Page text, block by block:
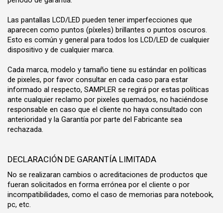
Las pantallas LCD/LED pueden tener imperfecciones que
aparecen como puntos (píxeles) brillantes o puntos oscuros.
Esto es común y general para todos los LCD/LED de cualquier
dispositivo y de cualquier marca.
Cada marca, modelo y tamaño tiene su estándar en políticas
de pixeles, por favor consultar en cada caso para estar
informado al respecto, SAMPLER se regirá por estas políticas
ante cualquier reclamo por pixeles quemados, no haciéndose
responsable en caso que el cliente no haya consultado con
anterioridad y la Garantía por parte del Fabricante sea
rechazada.
DECLARACIÓN DE GARANTÍA LIMITADA
No se realizaran cambios o acreditaciones de productos que
fueran solicitados en forma errónea por el cliente o por
incompatibilidades, como el caso de memorias para notebook,
pc, etc.